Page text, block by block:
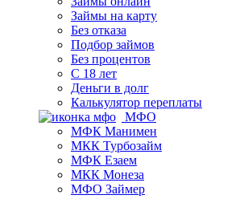
Займы на карту
Без отказа
Подбор займов
Без процентов
С 18 лет
Деньги в долг
Калькулятор переплаты
МФО
МФК Манимен
МКК Турбозайм
МФК Езаем
МКК Монеза
МФО Займер